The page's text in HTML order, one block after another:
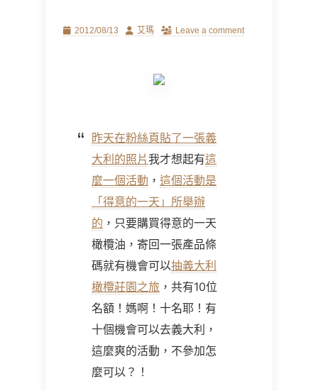
Posted2012/08/13 Author
艾瑪 Leave a comment
昨天在粉絲頁貼了一張義
大利的照片我才想起有這
麼一個活動 ， 這個活動是
「得意的一天」所舉辦
的 ，只要購買得意的一天
橄欖油，寄回一張產品條
碼就有機會可以抽義大利
橄欖莊園之旅 ，共有10位
名額！媽啊！十名耶！有
十個機會可以去義大利，
這麼爽的活動，不參加怎
麼可以？！